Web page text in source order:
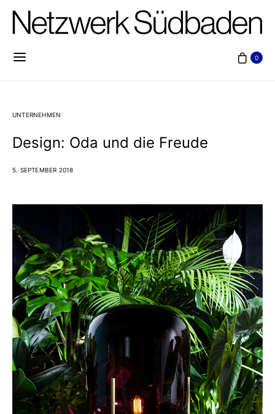
0
UNTERNEHMEN
Design: Oda und die Freude
5. SEPTEMBER 2018